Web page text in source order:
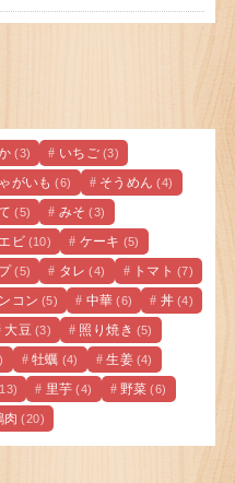
(3) いちご (3)
がいも (6) そうめん (4)
(5) みそ (3)
エビ (10) ケーキ (5)
(5) タレ (4) トマト (7)
コン (5) 中華 (6) 丼 (4)
大豆 (3) 照り焼き (5)
牡蠣 (4) 生姜 (4)
里芋 (4) 野菜 (6)
肉 (20)